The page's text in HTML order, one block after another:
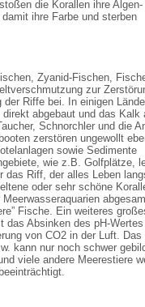
die Korallen ihre Algen-
ihre Farbe und sterben
Zyanid-Fischen,
zur
Riffe bei. In einigen
abgebaut und das Kalk
Schnorchler und die
zerstören ungewollt
sowie Sedimente
wie z.B. Golfplätze,
das Riff, der alles Leben
oder sehr schöne
Fische. Ein weiteres
das Absinken des pH-
von CO2 in der Luft. Das
kann nur noch schwer
viele andere Meerestiere